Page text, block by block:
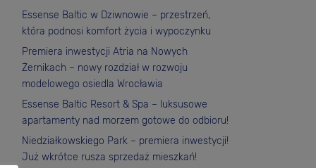
Essense Baltic w Dziwnowie – przestrzeń,
która podnosi komfort życia i wypoczynku
Premiera inwestycji Atria na Nowych
Żernikach – nowy rozdział w rozwoju
modelowego osiedla Wrocławia
Essense Baltic Resort & Spa – luksusowe
apartamenty nad morzem gotowe do odbioru!
Niedziałkowskiego Park – premiera inwestycji!
Już wkrótce rusza sprzedaż mieszkań!